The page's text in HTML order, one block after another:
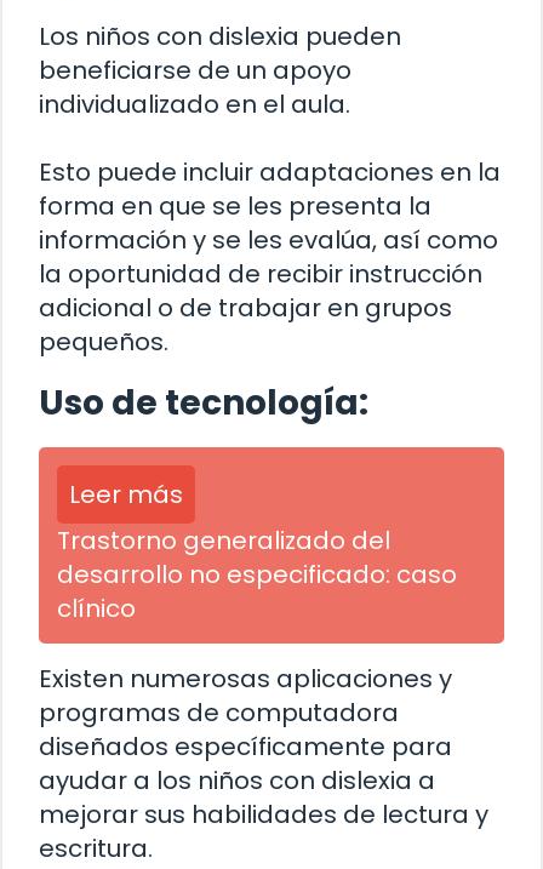
Los niños con dislexia pueden
beneficiarse de un apoyo
individualizado en el aula.
Esto puede incluir adaptaciones en la
forma en que se les presenta la
información y se les evalúa, así como
la oportunidad de recibir instrucción
adicional o de trabajar en grupos
pequeños.
Uso de tecnología:
Leer más
Trastorno generalizado del
desarrollo no especificado: caso
clínico
Existen numerosas aplicaciones y
programas de computadora
diseñados específicamente para
ayudar a los niños con dislexia a
mejorar sus habilidades de lectura y
escritura.